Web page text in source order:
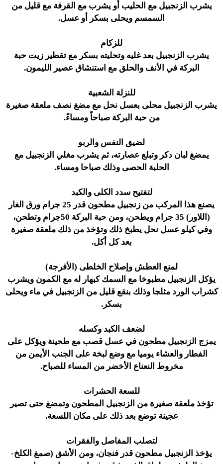
يشرب الزنجبيل مع الحليب أو يشرب مع القرفة مع قليل من
السمسم ويحلى بسكر أو عسل.
للزكام
يشرب الزنجبيل بعد غليه وتحليته بسكر مع تقطير زيت حبة
البركة في الأنف والحلق مع استنشاق عصير الليمون.
للنزلة الشعبية
يشرب الزنجبيل محلى بعسل نحل مع مضغ نصف ملعقة صغيرة
من حبة البركة صباحاً ومساءً.
لضيق النفس والربو
يمضغ لبان دكر وتبلع عصارته، ثم يشرب مغلي الزنجبيل مع
الحلبة الحصى وذلك صباحا ومساء.
لتفتيح سدد الكلى والكبد
يصنع هذا المركب من زنجبيل مطحون قدر 25 جرام ورق الغار
(اللاور) 35 جرام ويطحن، ومن حبة البركة 50جرام وتطحن،
وفي كيلو عسل نحل يطبخ ذلك وتؤخذ من ذلك ملعقة صغيرة
بعد كل أكل.
لمنع العطش وإصلاح الخلطى (الأفرجة)
يؤكل الزنجبيل مطبوخا مع السمك كبهار له مع الكمون ويشرب
كشراب الورد مثلجا وذلك بنقع قليل من الزنجبيل في ماء ويحلى
بسكر.
لضعف الكبد وكسله
يمزج الزنجبيل مطحون في عسل قصب مع طحينة ويؤكل على
الفطار والعشاء يوميا مع وضع لبخة على الجنب الأيمن من
مخروط النعناع الأخضر من المساء للصباح.
للسعة الحشرات
تؤخذ ملعقة صغيرة من الزنجبيل المطحون وتمضغ حتى تصير
عجينة توضع بعد ذلك على مكان اللسعة.
لتصلب المفاصل والفقرات
يؤخذ الزنجبيل مطحون قدر فنجان، ومن الأشق (صمغ الكلخ-